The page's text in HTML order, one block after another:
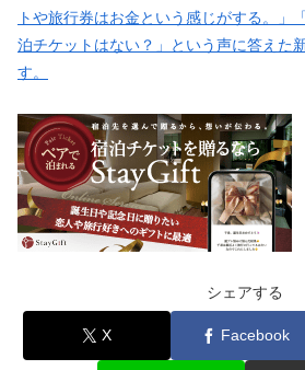
トや旅行券はお金という感じがする。」
泊チケットはない？」という声に答えた
す。
シェアする
X Facebook